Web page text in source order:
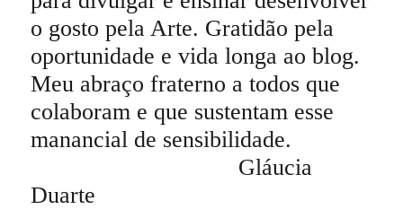
o gosto pela Arte. Gratidão pela
oportunidade e vida longa ao blog.
Meu abraço fraterno a todos que
colaboram e que sustentam esse
manancial de sensibilidade.
Gláucia
Duarte